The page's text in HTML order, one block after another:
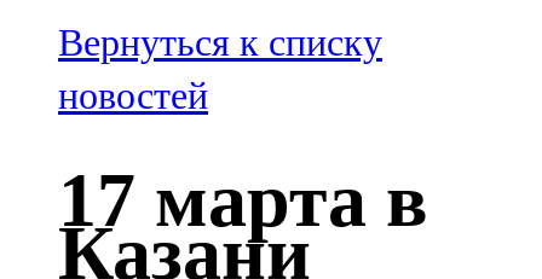
100,3 FM
Зәй
106,6 FM
Кадыбаш
105,2 FM
Вернуться к списку
новостей
17 марта в
Казани